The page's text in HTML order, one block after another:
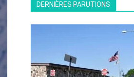
DERNIÈRES PARUTIONS